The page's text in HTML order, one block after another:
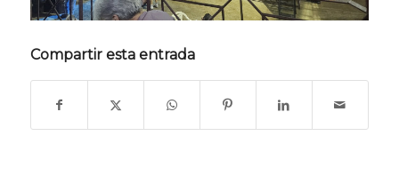
Compartir esta entrada